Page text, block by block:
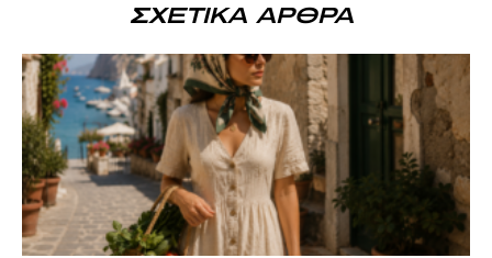
ΣΧΕΤΙΚΑ ΑΡΘΡΑ